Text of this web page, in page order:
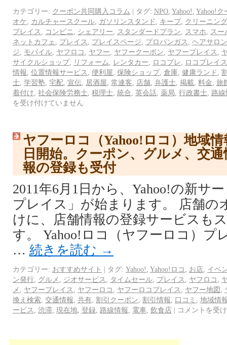
カテゴリー: クーポン共同購入コラム | タグ: NPO Yahoo! Yahoo!ク
オケ
カルチャースクール ガソリンスタンド キープ, クリーニング
プレイス
コンビニ シェアリー スタンダードプラン スマホ
スー
ネットカフェ
プレイス プレイスページ プロパンガス
ヘアサロン
ジ
モバイル ヤフロコ ヤフー ヤフークーポン ヤフープレイス
サイクルショップ, リフォーム レンタカー ロコプレ
ロコプレイス
情報 位置情報サービス 便利屋 保険ショップ, 倉庫 健康ランド
士 学習塾 宅配 宣伝 居酒屋 常連客 店舗 弁護士 掲載 料金 旅
着付け 社会保険労務士 税理士 統合 英会話 薬局 行政書士 路
を受け付けていません
ヤフーロコ（Yahoo!ロコ）地域
日開始。クーポン、グルメ、交
報の登録も受付
2011年6月1日から、Yahoo!の新サ
プレイス」が始まります。 店舗の
けに、店舗情報の登録サービスも
す。 Yahoo!ロコ（ヤフーロコ）プ
… 続きを読む →
カテゴリー: おすすめサイト | タグ: Yahoo! Yahoo!ロコ お店
イベ
ン発行 グルメ ジオサービス タイムセール プレイス ヤフロコ
メ
ヤフープレイス ヤフーロコ ヤフーロコプレイス ヤフー地図
換え検索 交通情報 共有 割引クーポン 割引情報 口コミ
地域情
ービス
渋滞 現在地 登録 路線情報 電車 飲食店 | コメントを受